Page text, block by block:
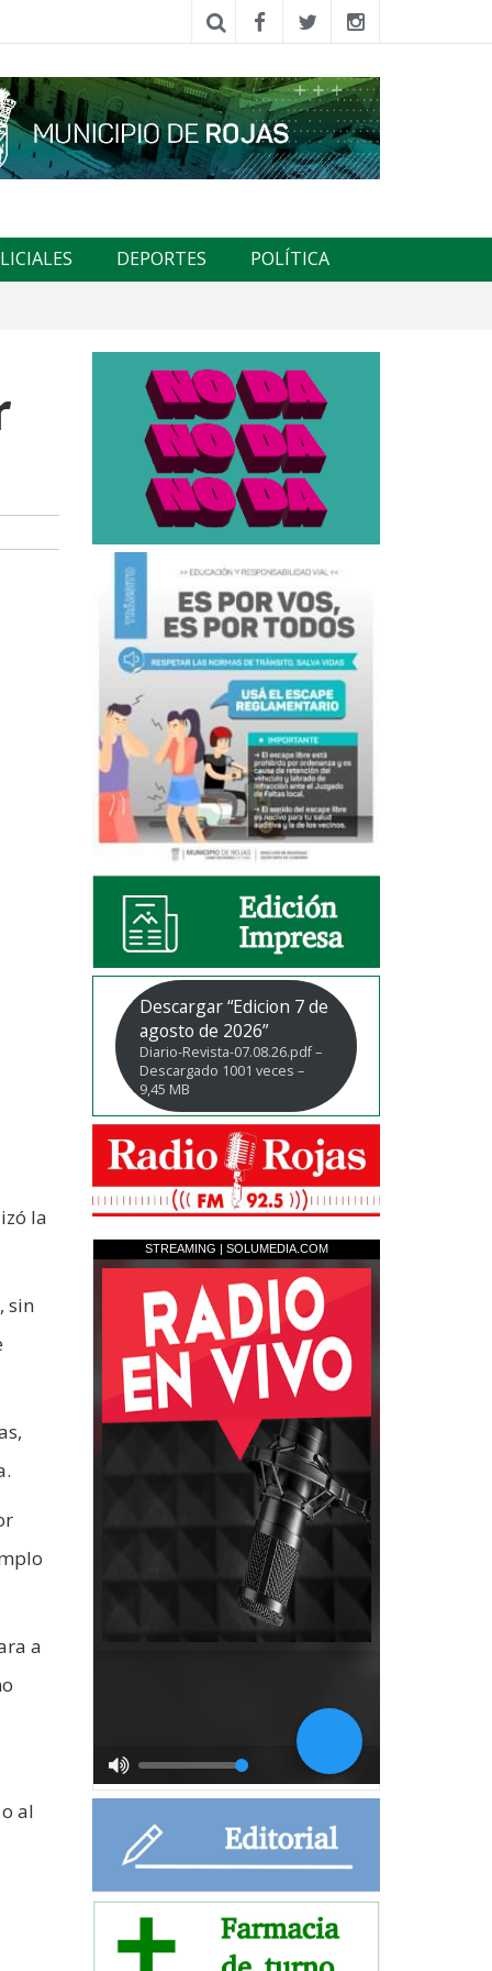
DEPORTES POLÍTICA
la
sin
a
al
Descargar “Edicion 7 de
agosto de 2026”
Diario-Revista-07.08.26.pdf –
Descargado 1001 veces –
9,45 MB